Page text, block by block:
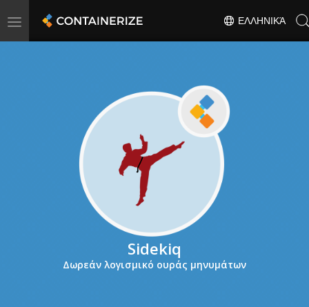
Toggle
ΕΛΛΗΝΙΚΆ
Sidekiq
Δωρεάν λογισμικό ουράς μηνυμάτων